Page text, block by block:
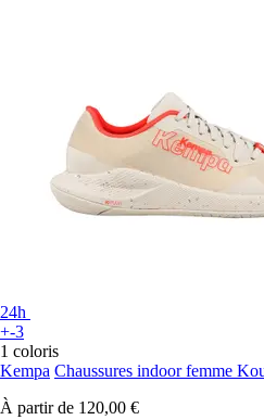
24h
+-3
1 coloris
Kempa Chaussures indoor femme
À partir de 120,00 €